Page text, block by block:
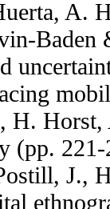
A.
Horst,
(pp.
J.,